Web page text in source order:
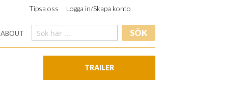
Tipsa oss Logga in/Skapa konto
ABOUT SÖK
TRAILER